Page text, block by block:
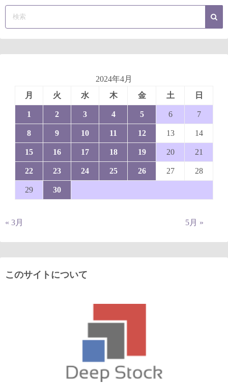
2024年4月
月
火 水 木 金 土 日
1 2 3 4 5 6 7
8 9 10 11 12 13 14
15 16 17 18 19 20 21
22 23 24 25 26 27 28
29 30
« 3月 5月 »
このサイトについて